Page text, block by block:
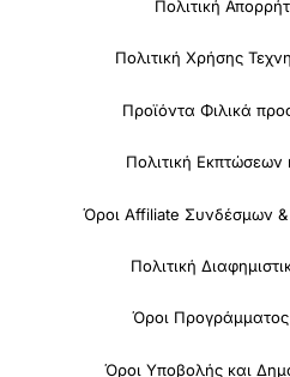
Πολιτική
Πολιτική Χρήσης
Προϊόντα Φιλικά
Πολιτική
Όροι Affiliate Συνδέσμων
Πολιτική
Όροι
Όροι Υποβολής και